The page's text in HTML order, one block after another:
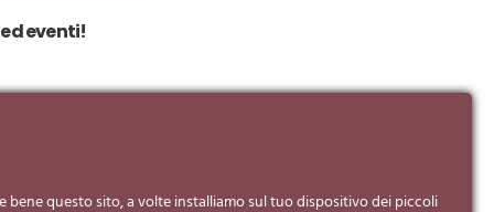
eventi!
bene questo sito, a volte installiamo sul tuo dispositivo dei piccoli